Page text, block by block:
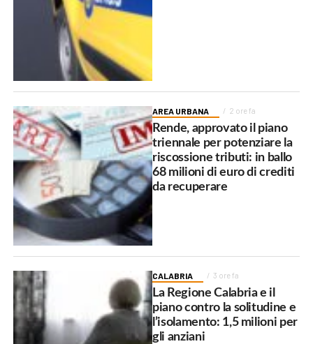
AREA URBANA 2 ore fa
Rende, approvato il piano
triennale per potenziare la
riscossione tributi: in ballo
68 milioni di euro di crediti
da recuperare
CALABRIA 3 ore fa
La Regione Calabria e il
piano contro la solitudine e
l’isolamento: 1,5 milioni per
gli anziani